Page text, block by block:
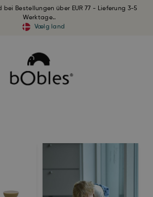
bei Bestellungen über EUR 77 - Lieferung 3-5
Werktage..
Vælg land